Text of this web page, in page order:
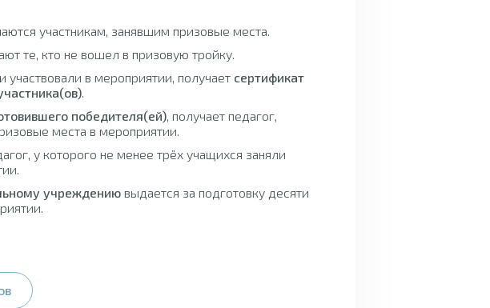
участникам, занявшим призовые места.
те, кто не вошел в призовую тройку.
участвовали в мероприятии, получает сертификат
.
победителя(ей), получает педагог,
места в мероприятии.
у которого не менее трёх учащихся заняли
учреждению выдается за подготовку десяти